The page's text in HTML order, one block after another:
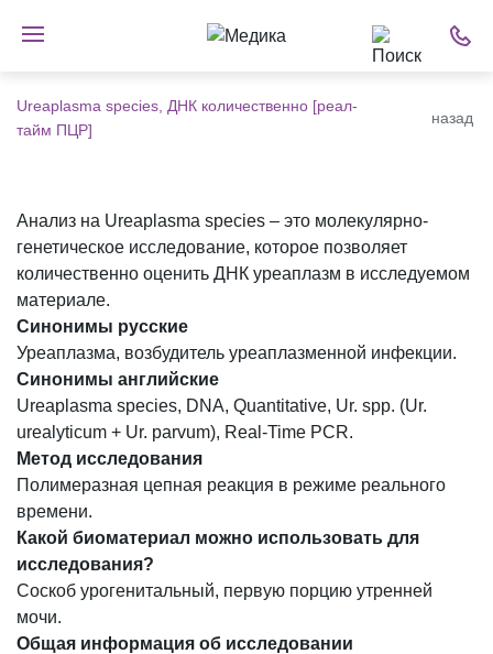
Ureaplasma species, ДНК количественно [реал-
тайм ПЦР]
назад
Анализ на Ureaplasma species – это молекулярно-
генетическое исследование, которое позволяет
количественно оценить ДНК уреаплазм в исследуемом
материале.
Синонимы русские
Уреаплазма, возбудитель уреаплазменной инфекции.
Синонимы английские
Ureaplasma species, DNA, Quantitative, Ur. spp. (Ur.
urealyticum + Ur. parvum), Real-Time PCR.
Метод исследования
Полимеразная цепная реакция в режиме реального
времени.
Какой биоматериал можно использовать для
исследования?
Соскоб урогенитальный, первую порцию утренней
мочи.
Общая информация об исследовании